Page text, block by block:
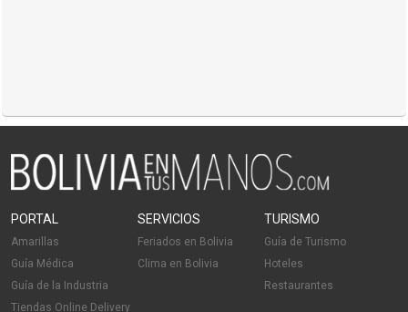
PORTAL
Amarillas
Guía Médica
Guía de la Industria
Tiendas Online Delivery
SERVICIOS
Feriados en Bolivia
Clima en Bolivia
TURISMO
Guía de Turismo
Hoteles
Restaurantes